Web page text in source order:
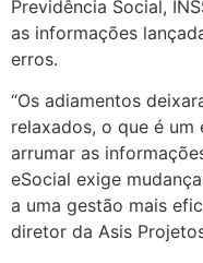
Previdência Social,
as informações
erros.
“Os adiamentos
relaxados, o que é um
arrumar as
eSocial exige
a uma gestão mais
diretor da Asis